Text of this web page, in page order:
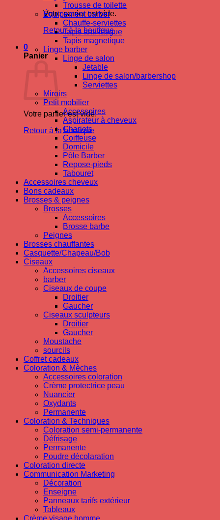
Votre panier est vide.
Retour à la boutique
0
Panier
Votre panier est vide.
Retour à la boutique
Trousse de toilette
Équipement barber
Chauffe-serviettes
Tapis anti-fatigue
Tapis magnetique
Linge barber
Linge de salon
Jetable
Linge de salon/barbershop
Serviettes
Miroirs
Petit mobilier
Accessoires
Aspirateur à cheveux
Chariots
Coiffeuse
Domicile
Pôle Barber
Repose-pieds
Tabouret
Accessoires cheveux
Bons cadeaux
Brosses & peignes
Brosses
Accessoires
Brosse barbe
Peignes
Brosses chauffantes
Casquette/Chapeau/Bob
Ciseaux
Accessoires ciseaux
barber
Ciseaux de coupe
Droitier
Gaucher
Ciseaux sculpteurs
Droitier
Gaucher
Moustache
sourcils
Coffret cadeaux
Coloration & Mèches
Accessoires coloration
Crème protectrice peau
Nuancier
Oxydants
Permanente
Coloration & Techniques
Coloration semi-permanente
Défrisage
Permanente
Poudre décolaration
Coloration directe
Communication Marketing
Décoration
Enseigne
Panneaux tarifs extérieur
Tableaux
Crème visage homme